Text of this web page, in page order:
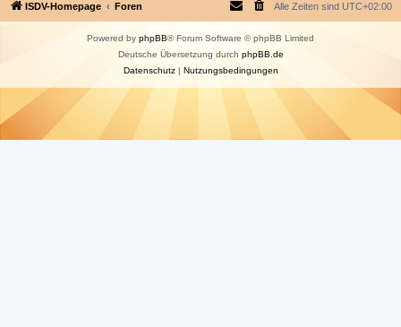
ISDV-Homepage Foren Alle Zeiten sind UTC+02:00
Powered by phpBB® Forum Software © phpBB Limited
Deutsche Übersetzung durch phpBB.de
Datenschutz| Nutzungsbedingungen